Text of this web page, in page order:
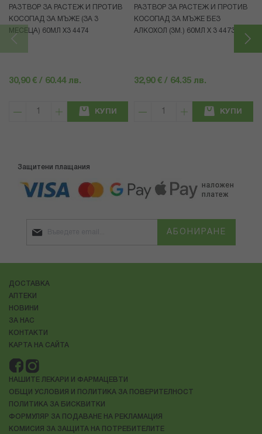
РАЗТВОР ЗА РАСТЕЖ И ПРОТИВ
КОСОПАД ЗА МЪЖЕ (ЗА 3
МЕСЕЦА) 60МЛ X3 4474
30,90 € / 60.44 лв.
КУПИ
РАЗТВОР ЗА РАСТЕЖ И ПРОТИВ
КОСОПАД ЗА МЪЖЕ БЕЗ
АЛКОХОЛ (3М.) 60МЛ X 3 4473
32,90 € / 64.35 лв.
КУПИ
Защитени плащания
АБОНИРАНЕ
ДОСТАВКА
АПТЕКИ
НОВИНИ
ЗА НАС
КОНТАКТИ
КАРТА НА САЙТА
НАШИТЕ ЛЕКАРИ И ФАРМАЦЕВТИ
ОБЩИ УСЛОВИЯ И ПОЛИТИКА ЗА ПОВЕРИТЕЛНОСТ
ПОЛИТИКА ЗА БИСКВИТКИ
ФОРМУЛЯР ЗА ПОДАВАНЕ НА РЕКЛАМАЦИЯ
КОМИСИЯ ЗА ЗАЩИТА НА ПОТРЕБИТЕЛИТЕ